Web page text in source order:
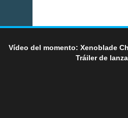
Vídeo del momento: Xenoblade
Tráiler de